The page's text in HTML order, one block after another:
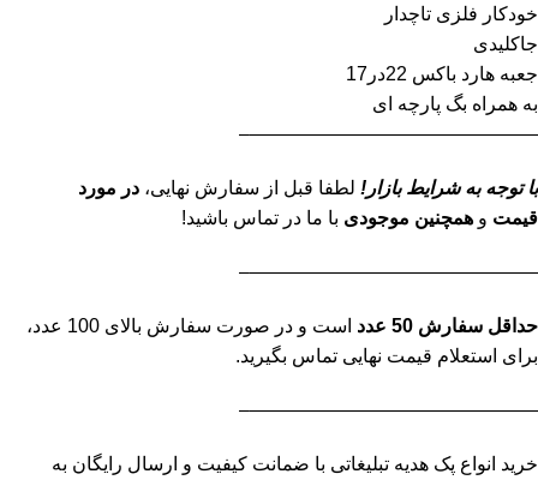
خودکار فلزی تاچدار
جاکلیدی
جعبه هارد باکس 22در17
به همراه بگ پارچه ای
———————————————–
با توجه به شرایط بازار! لطفا قبل از سفارش نهایی، در مورد
قیمت و همچنین موجودی با ما در تماس باشید!
———————————————–
حداقل سفارش 50 عدد
است و در صورت سفارش بالای 100 عدد،
برای استعلام قیمت نهایی تماس بگیرید.
———————————————–
خرید انواع پک هدیه تبلیغاتی با ضمانت کیفیت و ارسال رایگان به